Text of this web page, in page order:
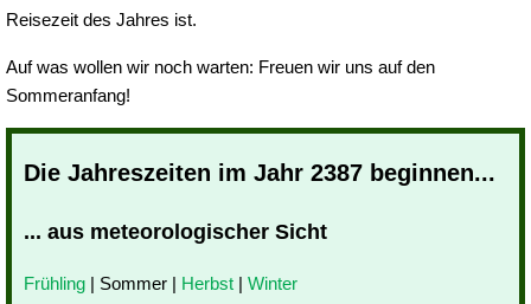
Reisezeit des Jahres ist.
Auf was wollen wir noch warten: Freuen wir uns auf den
Sommeranfang!
Die Jahreszeiten im Jahr 2387 beginnen...
... aus meteorologischer Sicht
Frühling | Sommer | Herbst | Winter